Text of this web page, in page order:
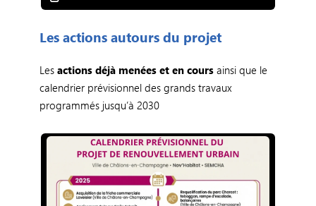
Les actions autours du projet
Les actions déjà menées et en coursainsi que le
calendrier prévisionnel des grands travaux
programmés jusqu’à 2030